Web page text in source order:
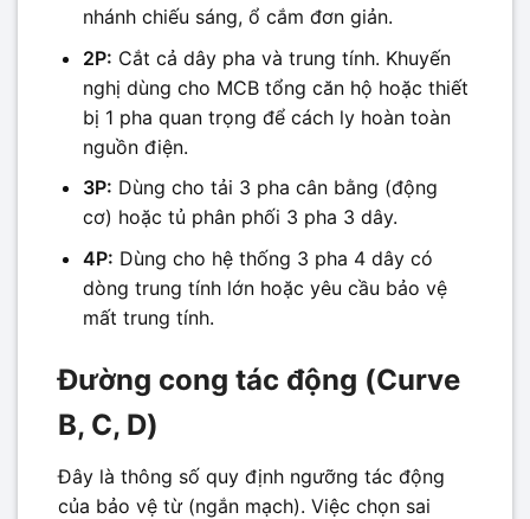
nhánh chiếu sáng, ổ cắm đơn giản.
2P: Cắt cả dây pha và trung tính. Khuyến
nghị dùng cho MCB tổng căn hộ hoặc thiết
bị 1 pha quan trọng để cách ly hoàn toàn
nguồn điện.
3P: Dùng cho tải 3 pha cân bằng (động
cơ) hoặc tủ phân phối 3 pha 3 dây.
4P: Dùng cho hệ thống 3 pha 4 dây có
dòng trung tính lớn hoặc yêu cầu bảo vệ
mất trung tính.
Đường cong tác động (Curve
B, C, D)
Đây là thông số quy định ngưỡng tác động
của bảo vệ từ (ngắn mạch). Việc chọn sai